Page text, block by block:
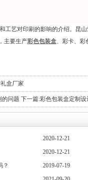
工艺对印刷的影响的介绍。昆
主要生产彩色包装盒、彩卡、彩
盒厂家
的问题 下一篇:彩色包装盒定制
2020-12-21
2020-12-21
？
2019-07-19